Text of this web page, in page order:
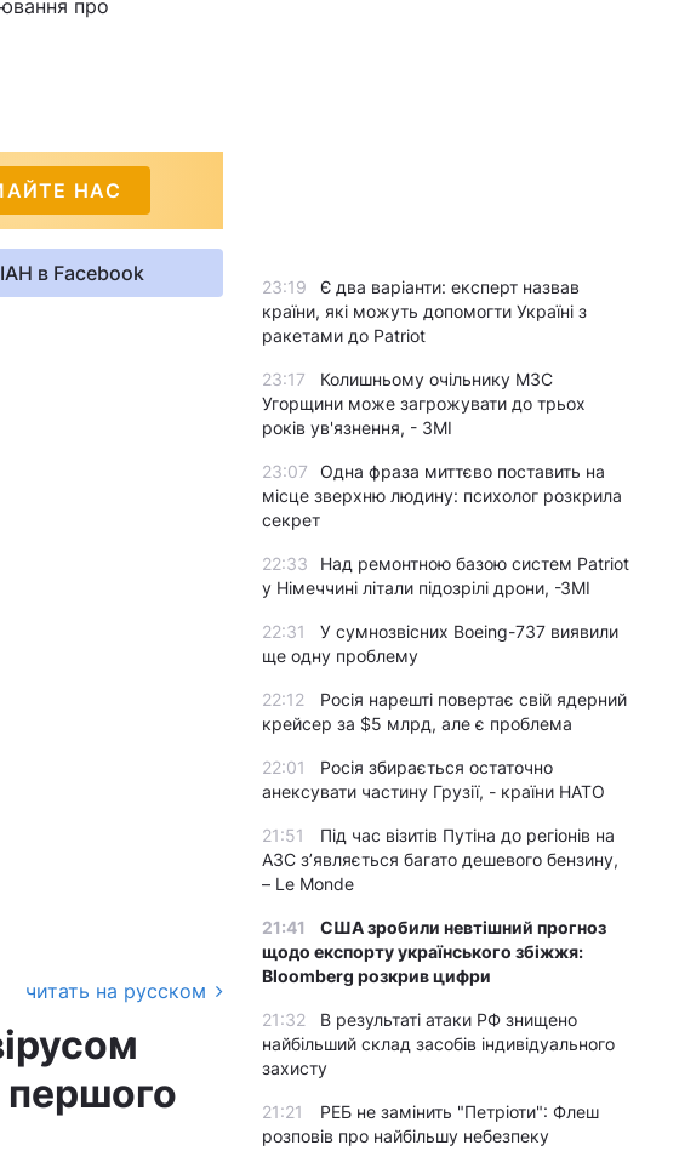
про
НАС
в Facebook
читать на русском
першого
23:19
Є два варіанти: експерт назвав
країни, які можуть допомогти Україні з
ракетами до Patriot
23:17
Колишньому очільнику МЗС
Угорщини може загрожувати до трьох
років ув'язнення, - ЗМІ
23:07
Одна фраза миттєво поставить на
місце зверхню людину: психолог розкрила
секрет
22:33
Над ремонтною базою систем Patriot
у Німеччині літали підозрілі дрони, -ЗМІ
22:31
У сумнозвісних Boeing-737 виявили
ще одну проблему
22:12
Росія нарешті повертає свій ядерний
крейсер за $5 млрд, але є проблема
22:01
Росія збирається остаточно
анексувати частину Грузії, - країни НАТО
21:51
Під час візитів Путіна до регіонів на
АЗС з’являється багато дешевого бензину,
– Le Monde
21:41
США зробили невтішний прогноз
щодо експорту українського збіжжя:
Bloomberg розкрив цифри
21:32
В результаті атаки РФ знищено
найбільший склад засобів індивідуального
захисту
21:21
РЕБ не замінить "Петріоти": Флеш
розповів про найбільшу небезпеку